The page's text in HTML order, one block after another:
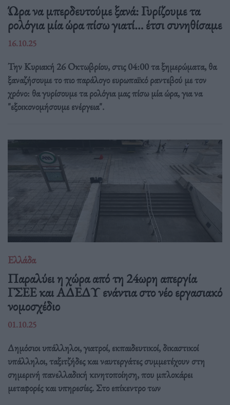
Ώρα να μπερδευτούμε ξανά: Γυρίζουμε τα
ρολόγια μία ώρα πίσω γιατί… έτσι συνηθίσαμε
16.10.25
Την Κυριακή 26 Οκτωβρίου, στις 04:00 τα ξημερώματα, θα
ξαναζήσουμε το πιο παράλογο ευρωπαϊκό ραντεβού με τον
χρόνο: θα γυρίσουμε τα ρολόγια μας πίσω μία ώρα, για να
"εξοικονομήσουμε ενέργεια".
Ελλάδα
Παραλύει η χώρα από τη 24ωρη απεργία
ΓΣΕΕ και ΑΔΕΔΥ ενάντια στο νέο εργασιακό
νομοσχέδιο
01.10.25
Δημόσιοι υπάλληλοι, γιατροί, εκπαιδευτικοί, δικαστικοί
υπάλληλοι, ταξιτζήδες και ναυτεργάτες συμμετέχουν στη
σημερινή πανελλαδική κινητοποίηση, που μπλοκάρει
μεταφορές και υπηρεσίες. Στο επίκεντρο των